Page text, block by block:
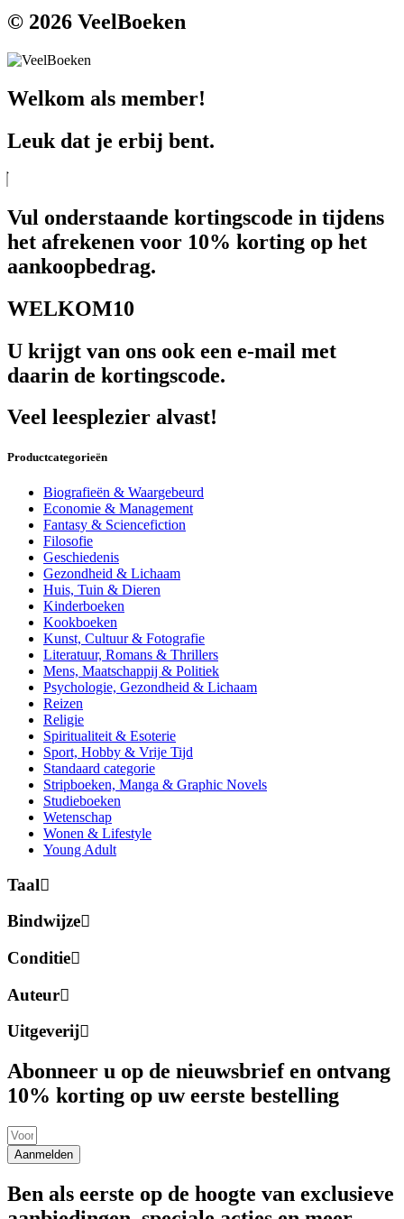
© 2026 VeelBoeken
Welkom als member!
Leuk dat je erbij bent.
Vul onderstaande kortingscode in tijdens
het afrekenen voor 10% korting op het
aankoopbedrag.
WELKOM10
U krijgt van ons ook een e-mail met
daarin de kortingscode.
Veel leesplezier alvast!
Productcategorieën
Biografieën & Waargebeurd
Economie & Management
Fantasy & Sciencefiction
Filosofie
Geschiedenis
Gezondheid & Lichaam
Huis, Tuin & Dieren
Kinderboeken
Kookboeken
Kunst, Cultuur & Fotografie
Literatuur, Romans & Thrillers
Mens, Maatschappij & Politiek
Psychologie, Gezondheid & Lichaam
Reizen
Religie
Spiritualiteit & Esoterie
Sport, Hobby & Vrije Tijd
Standaard categorie
Stripboeken, Manga & Graphic Novels
Studieboeken
Wetenschap
Wonen & Lifestyle
Young Adult
Taal
Bindwijze
Conditie
Auteur
Uitgeverij
Abonneer u op de nieuwsbrief en ontvang
10% korting op uw eerste bestelling
Aanmelden
Ben als eerste op de hoogte van exclusieve